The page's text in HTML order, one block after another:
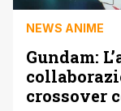
NEWS ANIME
Gundam:
crossover